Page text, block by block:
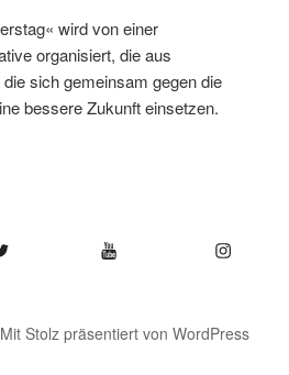
wird von einer
organisiert, die aus
sich gemeinsam gegen die
bessere Zukunft einsetzen.
Mit Stolz präsentiert von WordPress